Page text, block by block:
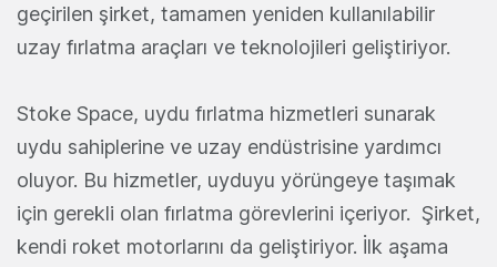
geçirilen şirket, tamamen yeniden kullanılabilir
uzay fırlatma araçları ve teknolojileri geliştiriyor.
Stoke Space, uydu fırlatma hizmetleri sunarak
uydu sahiplerine ve uzay endüstrisine yardımcı
oluyor. Bu hizmetler, uyduyu yörüngeye taşımak
için gerekli olan fırlatma görevlerini içeriyor. Şirket,
kendi roket motorlarını da geliştiriyor. İlk aşama